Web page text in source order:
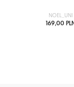
NOEL_UNI
169,00 PLN